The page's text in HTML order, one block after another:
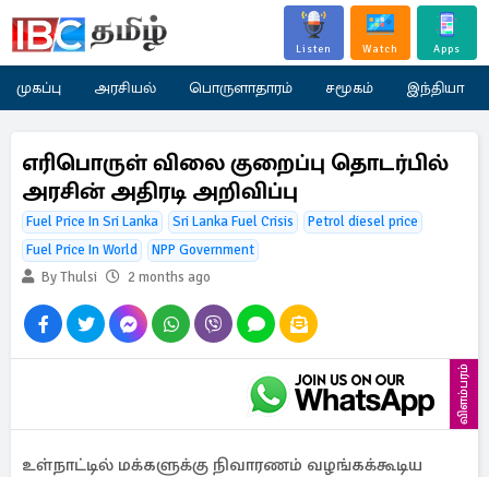
Listen Watch Apps
முகப்பு அரசியல் பொருளாதாரம் சமூகம் இந்தியா
எரிபொருள் விலை குறைப்பு தொடர்பில்
அரசின் அதிரடி அறிவிப்பு
Fuel Price In Sri Lanka Sri Lanka Fuel Crisis
Petrol diesel price
Fuel Price In World
NPP Government
By Thulsi
2 months ago
விளம்பரம்
உள்நாட்டில் மக்களுக்கு நிவாரணம் வழங்கக்கூடிய